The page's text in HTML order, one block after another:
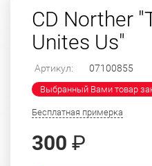
CD Norther
Unites Us"
Артикул: 07100855
Выбранный Вами товар
Бесплатная примерка
300 ₽